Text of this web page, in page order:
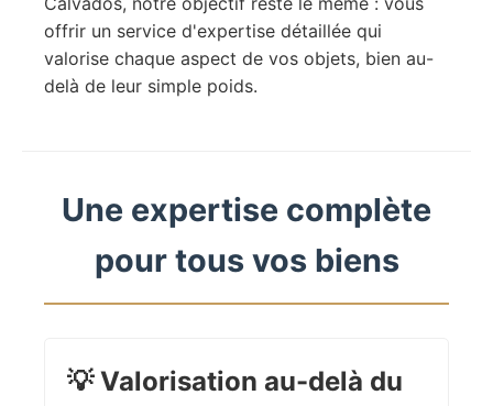
offrir un service d'expertise détaillée qui
valorise chaque aspect de vos objets, bien au-
delà de leur simple poids.
Une expertise complète
pour tous vos biens
💡Valorisation au-delà du